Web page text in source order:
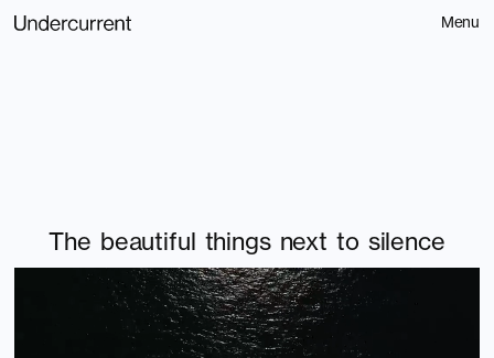
Menu
The beautiful things next to silence
Contact お問い合わせ